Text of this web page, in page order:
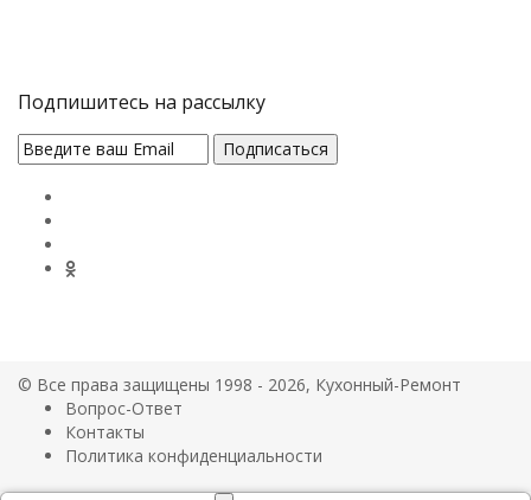
Подпишитесь на рассылку
© Все права защищены 1998 - 2026, Кухонный-Ремонт
Вопрос-Ответ
Контакты
Политика конфиденциальности